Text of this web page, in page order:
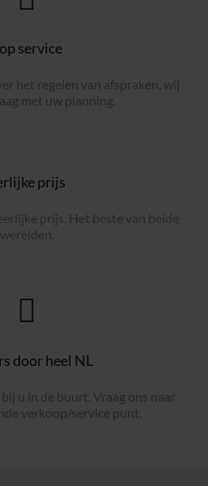
service
het regelen van afspraken, wij
met uw planning.
prijs
prijs. Het beste van beide
werelden.
door heel NL
u in de buurt. Vraag ons naar
verkoop/service punt.